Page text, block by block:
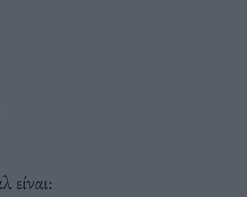
είναι: